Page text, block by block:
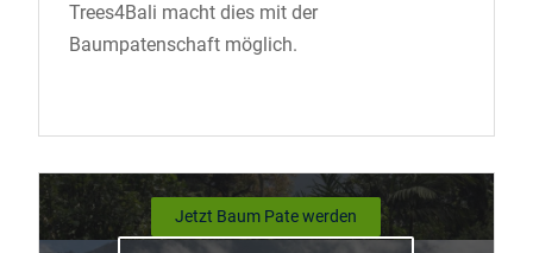
Trees4Bali macht dies mit der
Baumpatenschaft möglich.
Jetzt Baum Pate werden